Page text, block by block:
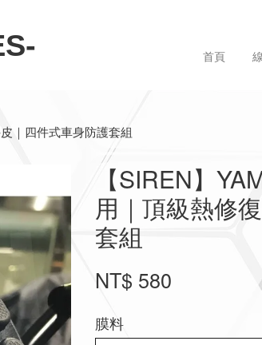
首頁
｜四件式車身防護套組
【SIREN】
用｜頂級熱修
套組
NT$ 580
膜料